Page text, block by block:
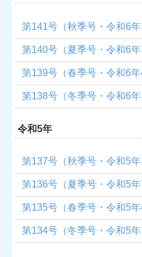
第141号（秋季号・令和6年
第140号（夏季号・令和6年
第139号（春季号・令和6年
第138号（冬季号・令和6年
令和5年
第137号（秋季号・令和5年
第136号（夏季号・令和5年
第135号（春季号・令和5年
第134号（冬季号・令和5年